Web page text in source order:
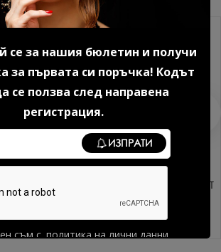
се за нашия бюлетин и получи
за първата си поръчка! Кодът
се ползва след направена
регистрация.
ИЗПРАТИ
съм с политика на лични данни
20 бр.
40.39 € (79.00 лв.)